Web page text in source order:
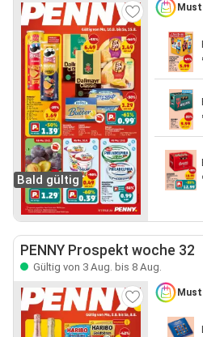
Bald gültig
PENNY Prospekt woche 32
Gültig von 3 Aug. bis 8 Aug.